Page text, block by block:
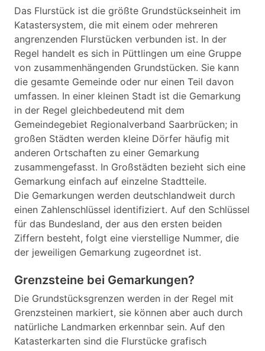
Das Flurstück ist die größte Grundstückseinheit im
Katastersystem, die mit einem oder mehreren
angrenzenden Flurstücken verbunden ist. In der
Regel handelt es sich in Püttlingen um eine Gruppe
von zusammenhängenden Grundstücken. Sie kann
die gesamte Gemeinde oder nur einen Teil davon
umfassen. In einer kleinen Stadt ist die Gemarkung
in der Regel gleichbedeutend mit dem
Gemeindegebiet Regionalverband Saarbrücken; in
großen Städten werden kleine Dörfer häufig mit
anderen Ortschaften zu einer Gemarkung
zusammengefasst. In Großstädten bezieht sich eine
Gemarkung einfach auf einzelne Stadtteile.
Die Gemarkungen werden deutschlandweit durch
einen Zahlenschlüssel identifiziert. Auf den Schlüssel
für das Bundesland, der aus den ersten beiden
Ziffern besteht, folgt eine vierstellige Nummer, die
der jeweiligen Gemarkung zugeordnet ist.
Grenzsteine bei Gemarkungen?
Die Grundstücksgrenzen werden in der Regel mit
Grenzsteinen markiert, sie können aber auch durch
natürliche Landmarken erkennbar sein. Auf den
Katasterkarten sind die Flurstücke grafisch